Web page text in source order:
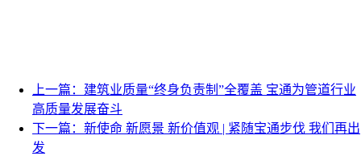
上一篇：建筑业质量“终身负责制”全覆盖 宝通为管道行业
高质量发展奋斗
下一篇：新使命 新愿景 新价值观 | 紧随宝通步伐 我们再出
发